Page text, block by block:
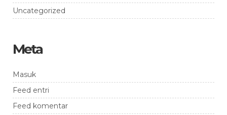
Uncategorized
Meta
Masuk
Feed entri
Feed komentar